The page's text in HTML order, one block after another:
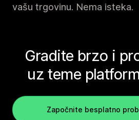
vašu trgovinu. Nema isteka.
Gradite brzo i
uz teme
Započnite besplatno